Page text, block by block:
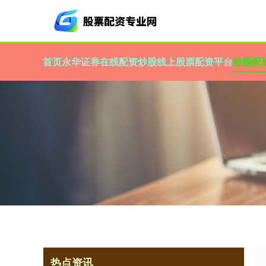
首页永华证券在线配资炒股线上股票配资平台炒股配
热点资讯